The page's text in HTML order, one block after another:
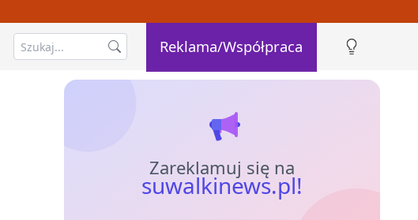
Reklama/Współpraca
Zareklamuj się na
suwalkinews.pl!